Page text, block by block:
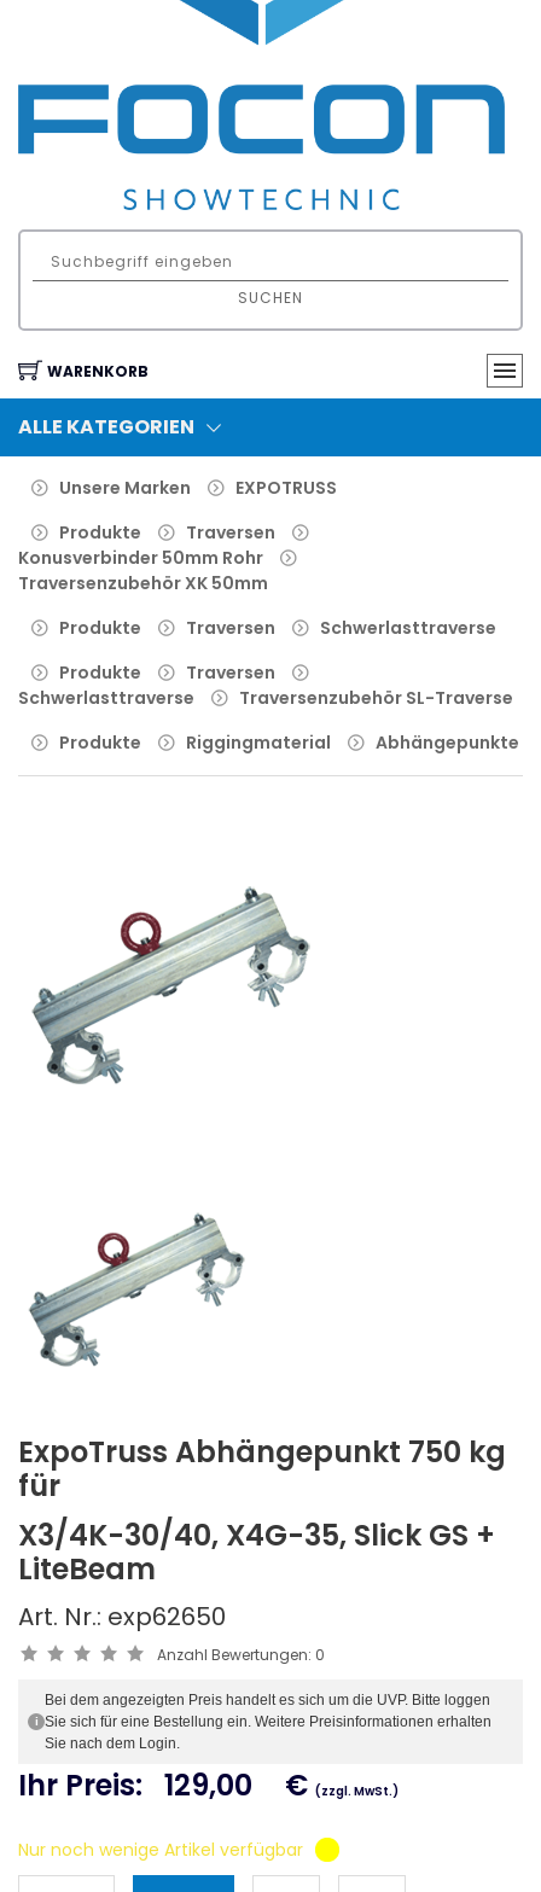
SUCHEN
WARENKORB
ALLE KATEGORIEN
Unsere Marken
EXPOTRUSS
Produkte
Traversen
Konusverbinder 50mm Rohr
Traversenzubehör XK 50mm
Produkte
Traversen
Schwerlasttraverse
Produkte
Traversen
Schwerlasttraverse
Traversenzubehör SL-Traverse
Produkte
Riggingmaterial Abhängepunkte
ExpoTruss Abhängepunkt 750 kg
für
X3/4K-30/40, X4G-35, Slick GS +
LiteBeam
Art. Nr.: exp62650
Anzahl Bewertungen: 0
i
Bei dem angezeigten Preis handelt es sich um die UVP. Bitte loggen
Sie sich für eine Bestellung ein. Weitere Preisinformationen erhalten
Sie nach dem Login.
Ihr Preis: 129,00 € (zzgl. MwSt.)
Nur noch wenige Artikel verfügbar